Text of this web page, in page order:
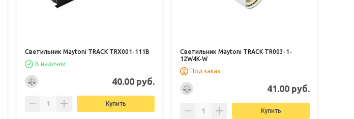
Светильник Maytoni TRACK TRX001-111B
В наличии
40.00 руб.
Купить
Светильник Maytoni TRACK TR003-1-
12W4K-W
Под заказ
41.00 руб.
Купить